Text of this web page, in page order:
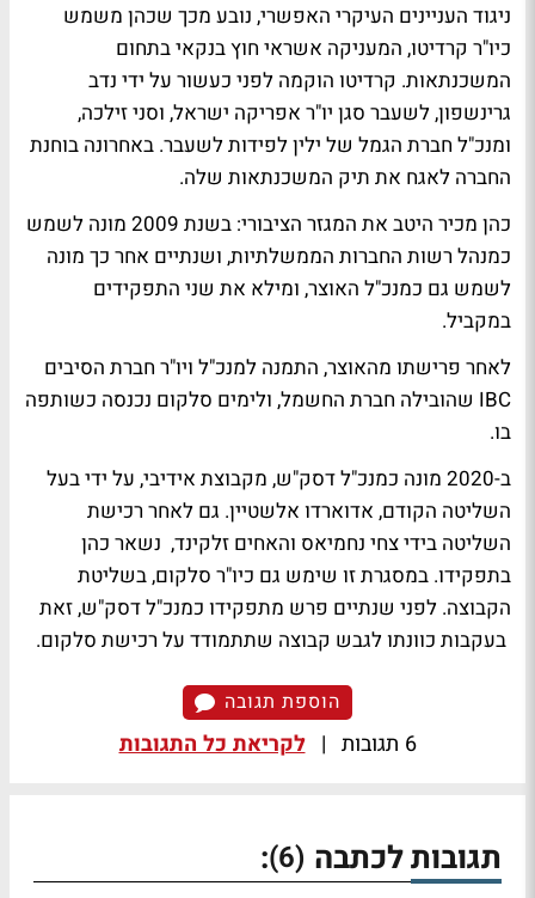
ניגוד העניינים העיקרי האפשרי, נובע מכך שכהן משמש
כיו"ר קרדיטו, המעניקה אשראי חוץ בנקאי בתחום
המשכנתאות. קרדיטו הוקמה לפני כעשור על ידי נדב
גרינשפון, לשעבר סגן יו"ר אפריקה ישראל, וסני זילכה,
ומנכ"ל חברת הגמל של ילין לפידות לשעבר. באחרונה בוחנת
החברה לאגח את תיק המשכנתאות שלה.
כהן מכיר היטב את המגזר הציבורי: בשנת 2009 מונה לשמש
כמנהל רשות החברות הממשלתיות, ושנתיים אחר כך מונה
לשמש גם כמנכ"ל האוצר, ומילא את שני התפקידים
במקביל.
לאחר פרישתו מהאוצר, התמנה למנכ"ל ויו"ר חברת הסיבים
IBC שהובילה חברת החשמל, ולימים סלקום נכנסה כשותפה
בו.
ב-2020 מונה כמנכ"ל דסק"ש, מקבוצת אידיבי, על ידי בעל
השליטה הקודם, אדוארדו אלשטיין. גם לאחר רכישת
השליטה בידי צחי נחמיאס והאחים זלקינד, נשאר כהן
בתפקידו. במסגרת זו שימש גם כיו"ר סלקום, בשליטת
הקבוצה. לפני שנתיים פרש מתפקידו כמנכ"ל דסק"ש, זאת
בעקבות כוונתו לגבש קבוצה שתתמודד על רכישת סלקום.
הוספת תגובה
6 תגובות | לקריאת כל התגובות
תגובות לכתבה (6)
: